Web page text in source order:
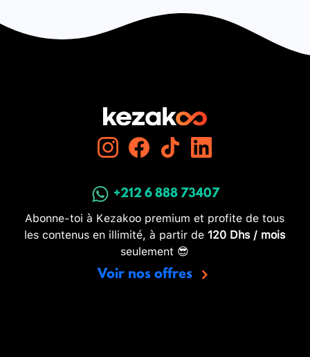
+212 6 888 73407
Abonne-toi à Kezakoo premium et profite de tous
les contenus en illimité, à partir de 120 Dhs / mois
seulement 😎
Voir nos offres